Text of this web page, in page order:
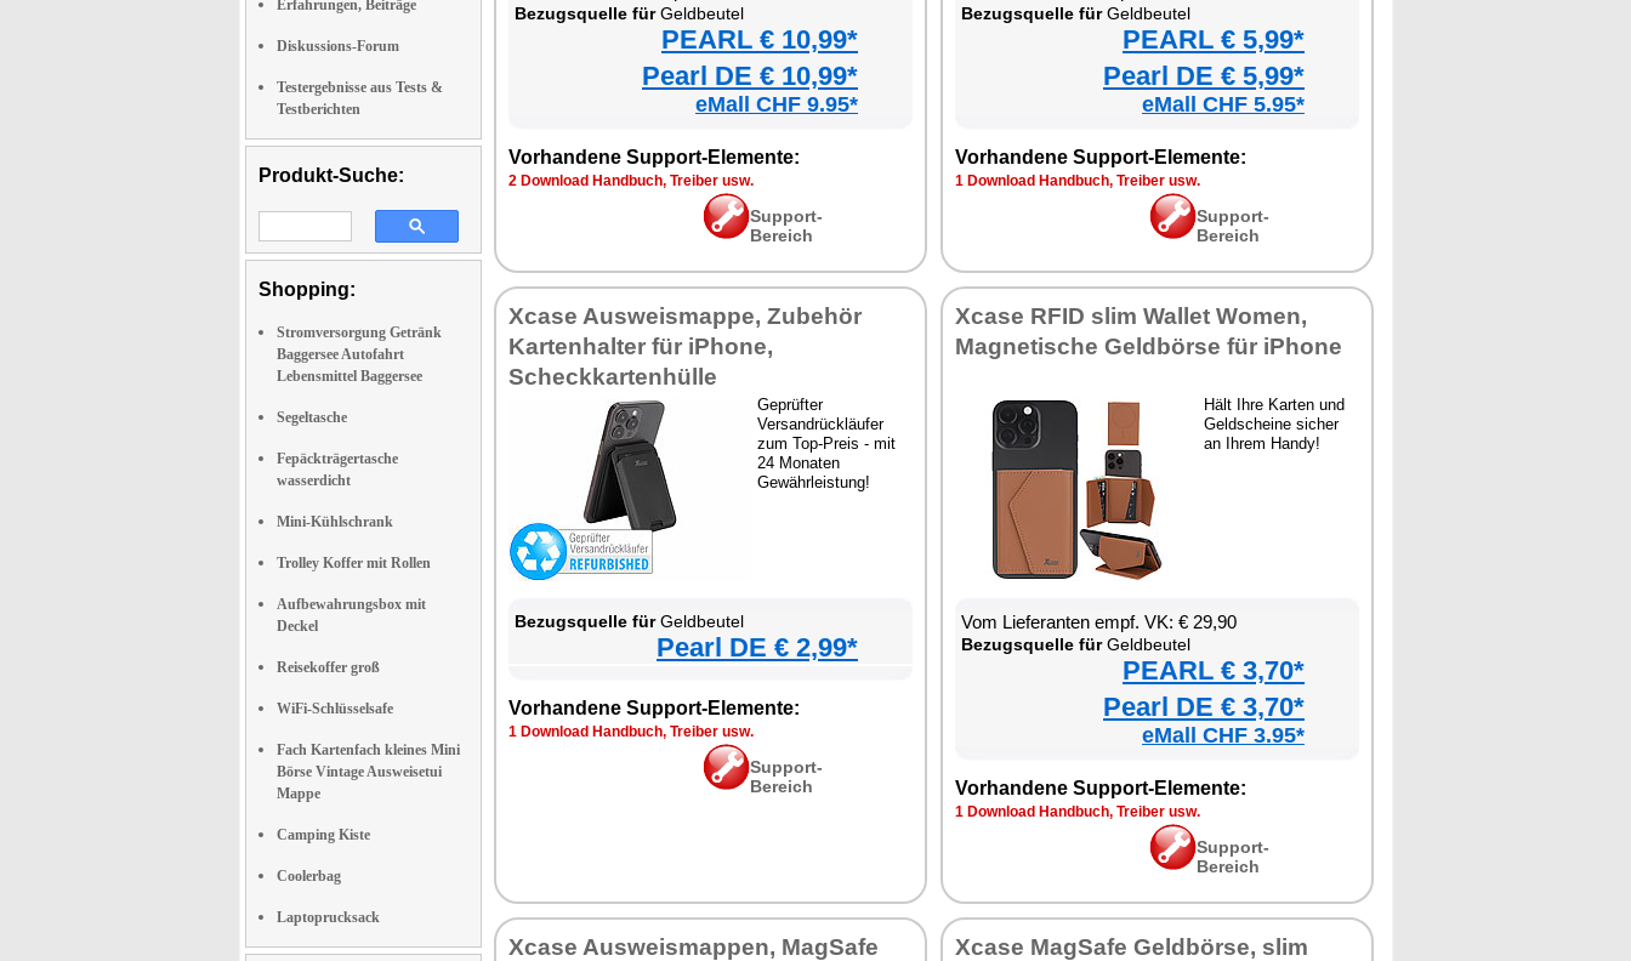
Erfahrungen, Beiträge
Diskussions-Forum
Testergebnisse aus Tests &
Testberichten
Produkt-Suche:
Shopping:
Stromversorgung Getränk
Baggersee Autofahrt
Lebensmittel Baggersee
Segeltasche
Fepäckträgertasche
wasserdicht
Mini-Kühlschrank
Trolley Koffer mit Rollen
Aufbewahrungsbox mit
Deckel
Reisekoffer groß
WiFi-Schlüsselsafe
Fach Kartenfach kleines Mini
Börse Vintage Ausweisetui
Mappe
Camping Kiste
Coolerbag
Laptoprucksack
Bezugsquelle fürGeldbeutel
PEARL € 10,99*
Pearl DE € 10,99*
eMall CHF 9.95*
Vorhandene Support-Elemente:
2 Download Handbuch, Treiber usw.
Support-
Bereich
Bezugsquelle fürGeldbeutel
PEARL € 5,99*
Pearl DE € 5,99*
eMall CHF 5.95*
Vorhandene Support-Elemente:
1 Download Handbuch, Treiber usw.
Support-
Bereich
Xcase Ausweismappe, Zubehör
Kartenhalter für iPhone,
Scheckkartenhülle
Geprüfter
Versandrückläufer
zum Top-Preis - mit
24 Monaten
Gewährleistung!
Bezugsquelle fürGeldbeutel
Pearl DE € 2,99*
Vorhandene Support-Elemente:
1 Download Handbuch, Treiber usw.
Support-
Bereich
Xcase RFID slim Wallet Women,
Magnetische Geldbörse für iPhone
Hält Ihre Karten und
Geldscheine sicher
an Ihrem Handy!
Vom Lieferanten empf. VK: € 29,90
Bezugsquelle fürGeldbeutel
PEARL € 3,70*
Pearl DE € 3,70*
eMall CHF 3.95*
Vorhandene Support-Elemente:
1 Download Handbuch, Treiber usw.
Support-
Bereich
Xcase Ausweismappen, MagSafe
Xcase MagSafe Geldbörse, slim